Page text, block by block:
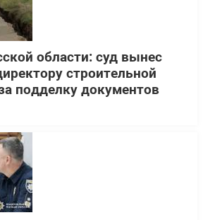
области: суд вынес
строительной
подделку документов